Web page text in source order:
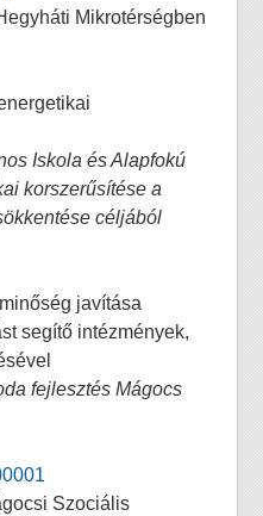
Mikrotérségben
Iskola és Alapfokú
korszerűsítése a
céljából
javítása
segítő intézmények,
fejlesztés Mágocs
Szociális